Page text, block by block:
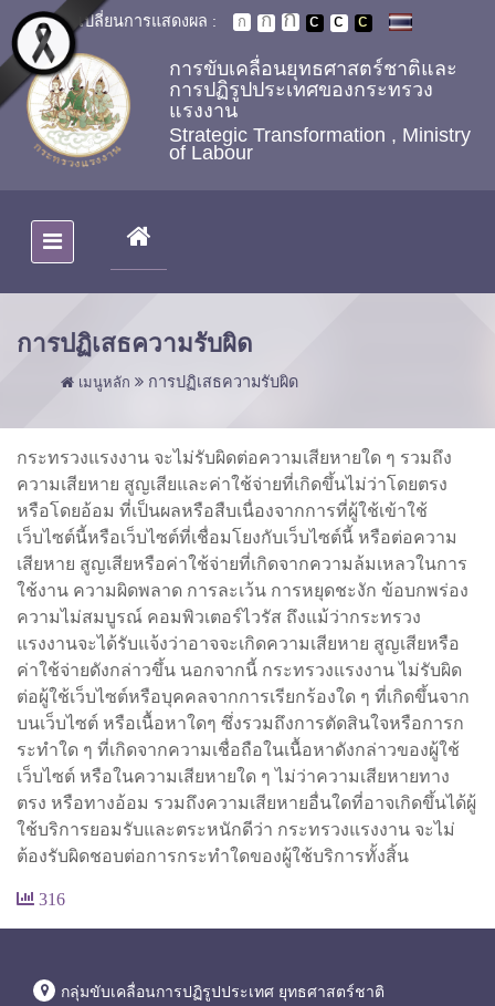
Skip to main content
เปลี่ยนการแสดงผล :
การขับเคลื่อนยุทธศาสตร์ชาติและ
การปฏิรูปประเทศของกระทรวง
แรงงาน
Strategic Transformation , Ministry
of Labour
(CURRENT)
การปฏิเสธความรับผิด
เมนูหลัก การปฏิเสธความรับผิด
กระทรวงแรงงาน จะไม่รับผิดต่อความเสียหายใด ๆ รวมถึง
ความเสียหาย สูญเสียและค่าใช้จ่ายที่เกิดขึ้นไม่ว่าโดยตรง
หรือโดยอ้อม ที่เป็นผลหรือสืบเนื่องจากการที่ผู้ใช้เข้าใช้
เว็บไซต์นี้หรือเว็บไซต์ที่เชื่อมโยงกับเว็บไซต์นี้ หรือต่อความ
เสียหาย สูญเสียหรือค่าใช้จ่ายที่เกิดจากความล้มเหลวในการ
ใช้งาน ความผิดพลาด การละเว้น การหยุดชะงัก ข้อบกพร่อง
ความไม่สมบูรณ์ คอมพิวเตอร์ไวรัส ถึงแม้ว่ากระทรวง
แรงงานจะได้รับแจ้งว่าอาจจะเกิดความเสียหาย สูญเสียหรือ
ค่าใช้จ่ายดังกล่าวขึ้น นอกจากนี้ กระทรวงแรงงาน ไม่รับผิด
ต่อผู้ใช้เว็บไซต์หรือบุคคลจากการเรียกร้องใด ๆ ที่เกิดขึ้นจาก
บนเว็บไซต์ หรือเนื้อหาใดๆ ซึ่งรวมถึงการตัดสินใจหรือการก
ระทำใด ๆ ที่เกิดจากความเชื่อถือในเนื้อหาดังกล่าวของผู้ใช้
เว็บไซต์ หรือในความเสียหายใด ๆ ไม่ว่าความเสียหายทาง
ตรง หรือทางอ้อม รวมถึงความเสียหายอื่นใดที่อาจเกิดขึ้นได้ผู้
ใช้บริการยอมรับและตระหนักดีว่า กระทรวงแรงงาน จะไม่
ต้องรับผิดชอบต่อการกระทำใดของผู้ใช้บริการทั้งสิ้น
316
กลุ่มขับเคลื่อนการปฏิรูปประเทศ ยุทธศาสตร์ชาติ